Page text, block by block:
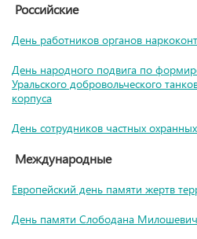
Российские
День работников органов
День народного подвига по
Уральского добровольческого
корпуса
День сотрудников частных охранных
Международные
Европейский день памяти жертв
День памяти Слободана